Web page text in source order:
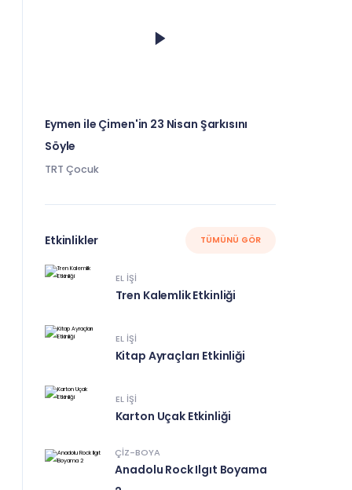
Eymen ile Çimen'in 23 Nisan Şarkısını
Söyle
TRT Çocuk
Etkinlikler TÜMÜNÜ GÖR
EL IŞI
Tren Kalemlik Etkinliği
EL IŞI
Kitap Ayraçları Etkinliği
EL IŞI
Karton Uçak Etkinliği
ÇIZ-BOYA
Anadolu Rock Ilgıt Boyama